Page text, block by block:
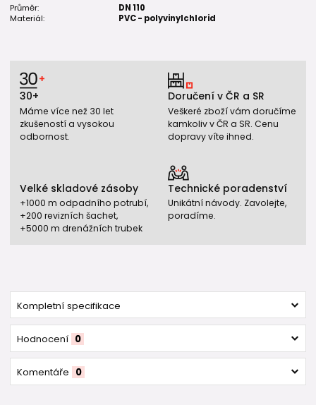
Průměr:
DN 110
Materiál:
PVC - polyvinylchlorid
30+
Máme více než 30 let
zkušeností a vysokou
odbornost.
Doručení v ČR a SR
Veškeré zboží vám doručíme
kamkoliv v ČR a SR. Cenu
dopravy víte ihned.
Velké skladové zásoby
+1000 m odpadního potrubí,
+200 revizních šachet,
+5000 m drenážních trubek
Technické poradenství
Unikátní návody. Zavolejte,
poradíme.
Kompletní specifikace
Hodnocení 0
Komentáře 0